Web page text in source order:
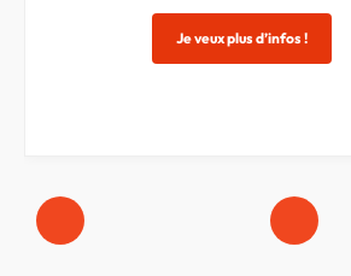
Je veux plus d’infos !